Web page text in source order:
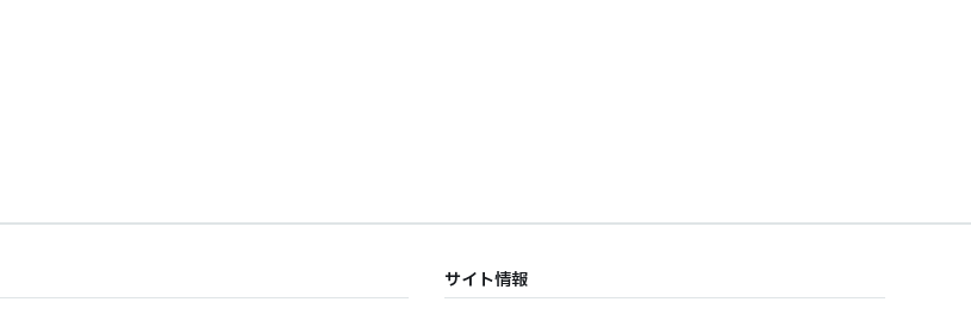
サイト情報